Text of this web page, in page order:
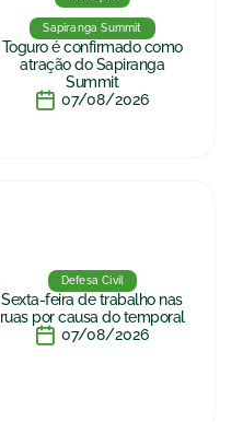
Sapiranga Summit
Toguro é confirmado como
atração do Sapiranga
Summit
07/08/2026
Defesa Civil
Sexta-feira de trabalho nas
ruas por causa do temporal
07/08/2026